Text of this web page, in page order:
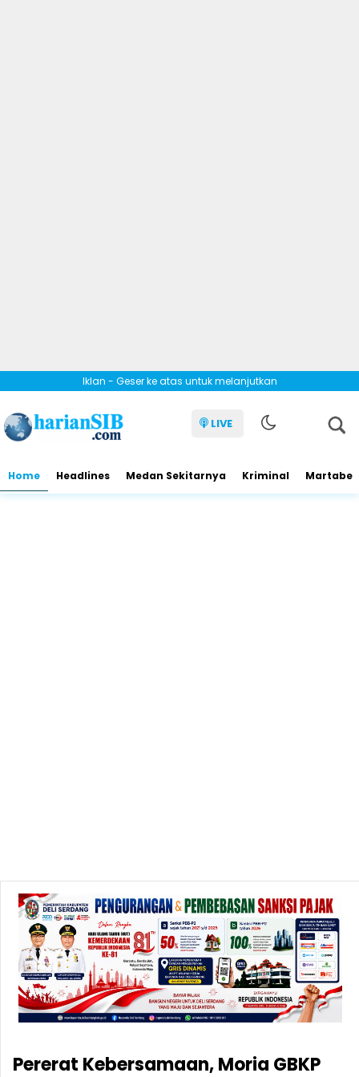
Iklan - Geser ke atas untuk melanjutkan
LIVE
Home Headlines Medan Sekitarnya Kriminal Martabe
Pererat Kebersamaan, Moria GBKP